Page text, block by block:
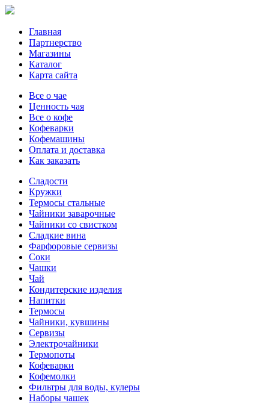
Главная
Партнерство
Магазины
Каталог
Карта сайта
Все о чае
Ценность чая
Все о кофе
Кофеварки
Кофемашины
Оплата и доставка
Как заказать
Сладости
Кружки
Термосы стальные
Чайники заварочные
Чайники со свистком
Сладкие вина
Фарфоровые сервизы
Соки
Чашки
Чай
Кондитерские изделия
Напитки
Термосы
Чайники, кувшины
Сервизы
Электрочайники
Термопоты
Кофеварки
Кофемолки
Фильтры для воды, кулеры
Наборы чашек